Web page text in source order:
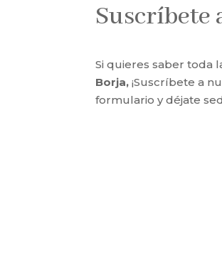
Suscríbete
Si quieres saber toda
Borja, ¡Suscríbete a
formulario y déjate